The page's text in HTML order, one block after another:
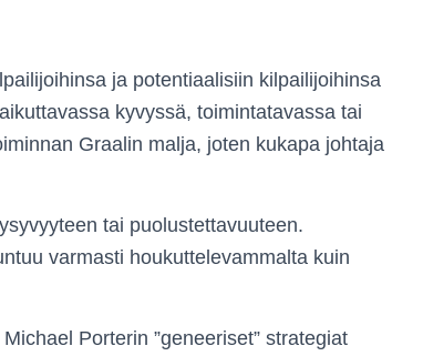
ja potentiaalisiin kilpailijoihinsa
kyvyssä, toimintatavassa tai
Graalin malja, joten kukapa johtaja
tai puolustettavuuteen.
varmasti houkuttelevammalta kuin
Porterin ”geneeriset” strategiat